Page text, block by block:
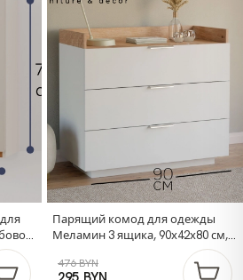
с
Парящий комод для одежды
Меламин 3 ящика, 90х42х80 см,
476 BYN